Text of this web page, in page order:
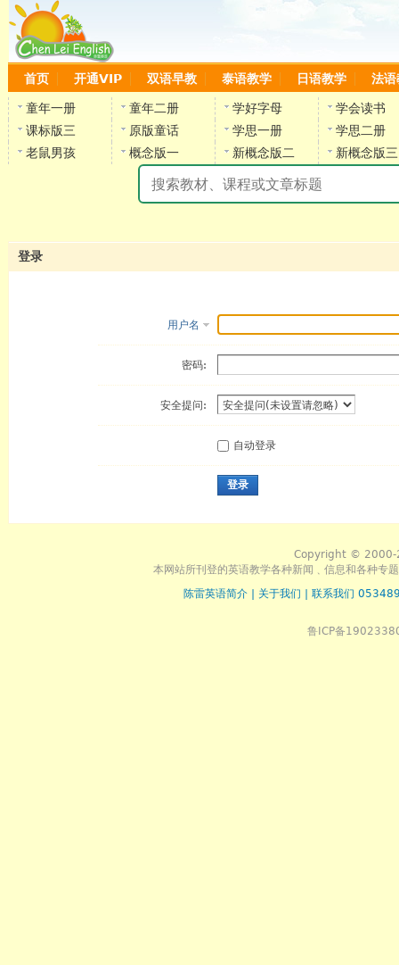
首页 开通VIP 双语早教 泰语教学 日语教学 法语
童年一册 童年二册 学好字母
学会读书
课标版三
原版童话 学思一册
学思二册
老鼠男孩
概念版一 新概念版二 新概念版三
登录
用户名
密码:
安全提问:
自动登录
登录
Copyright © 2000-
本网站所刊登的英语教学各种新闻﹑信息和各种专
陈雷英语简介
关于我们 联系我们
鲁ICP备